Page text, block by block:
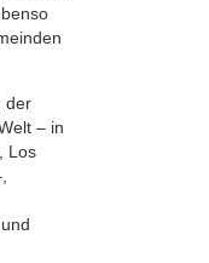
der
– in
Los